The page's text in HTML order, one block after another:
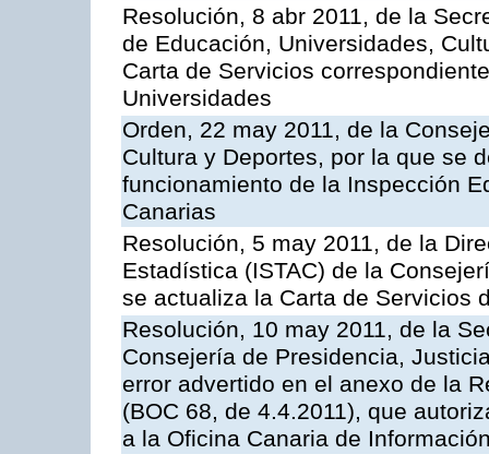
Resolución, 8 abr 2011, de la
de Educación, Universidades,
Carta de Servicios
Universidades
Orden, 22 may 2011, de la
Cultura y Deportes, por la que se
funcionamiento de la Inspección
Canarias
Resolución, 5 may 2011, de la
Estadística (ISTAC) de la
se actualiza la Carta de Servicios
Resolución, 10 may 2011, de la
Consejería de Presidencia,
error advertido en el anexo de la
(BOC 68, de 4.4.2011), que
a la Oficina Canaria de